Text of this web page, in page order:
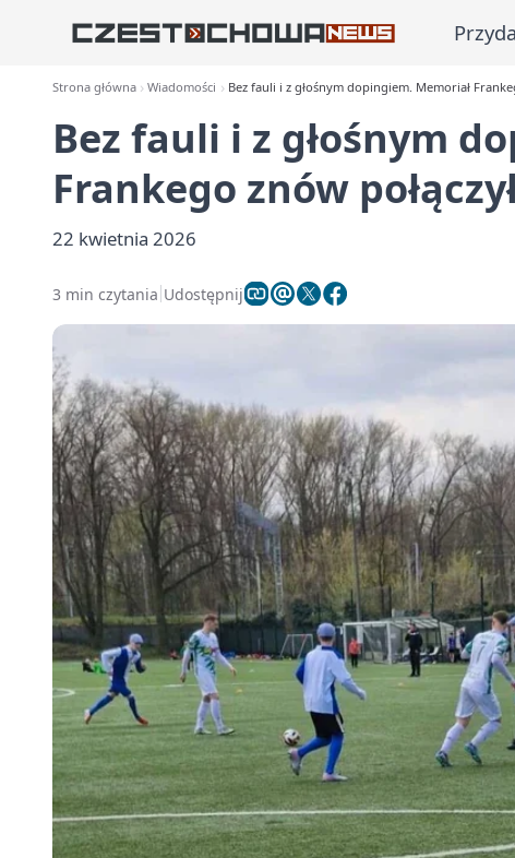
Strona główna Wiadomości Bez fauli i z głośnym dopingiem. Memoriał
Bez fauli i z głośnym
Frankego znów
22 kwietnia 2026
3 min czytania Udostępnij